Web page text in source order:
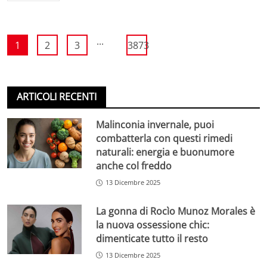
1 2 3 ... 3873
ARTICOLI RECENTI
Malinconia invernale, puoi
combatterla con questi rimedi
naturali: energia e buonumore
anche col freddo
13 Dicembre 2025
La gonna di Rocìo Munoz Morales è
la nuova ossessione chic:
dimenticate tutto il resto
13 Dicembre 2025